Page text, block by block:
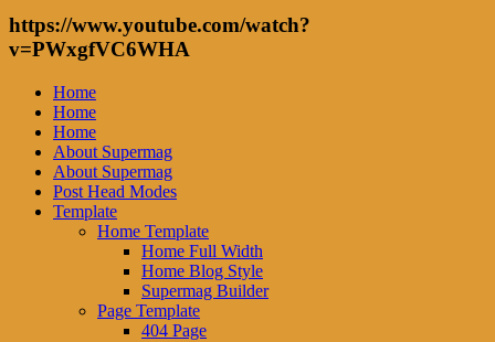
https://www.youtube.com/watch?
v=PWxgfVC6WHA
Home
Home
Home
About Supermag
About Supermag
Post Head Modes
Template
Home Template
Home Full Width
Home Blog Style
Supermag Builder
Page Template
404 Page